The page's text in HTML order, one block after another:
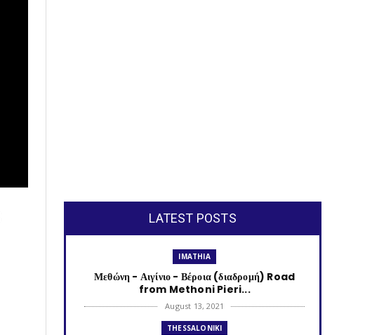
LATEST POSTS
IMATHIA
Μεθώνη - Αιγίνιο - Βέροια (διαδρομή) Road
from Methoni Pieri...
August 13, 2021
THESSALONIKI